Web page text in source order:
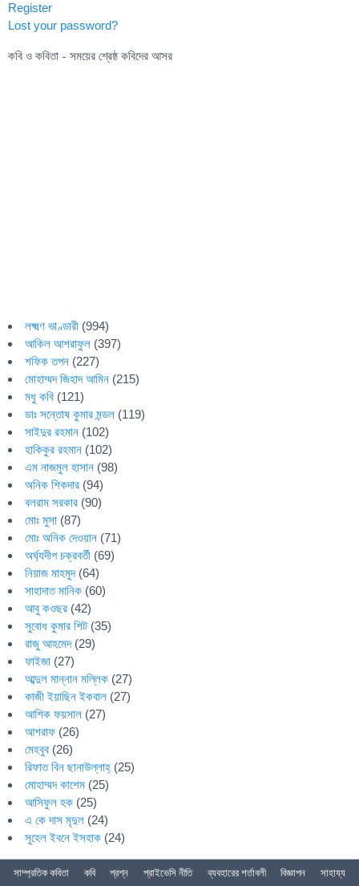
Register
Lost your password?
কবি ও কবিতা - সময়ের শ্রেষ্ঠ কবিদের আসর
লক্ষ্মণ ভাণ্ডারী (994)
আকিল আশরাফুল (397)
শফিক তপন (227)
মোহাম্মদ জিহাদ আমিন (215)
মধু কবি (121)
ডাঃ সন্তোষ কুমার মন্ডল (119)
সাইদুর রহমান (102)
হাকিকুর রহমান (102)
এম নাজমুল হাসান (98)
অনিক শিকদার (94)
বলরাম সরকার (90)
মোঃ মুসা (87)
মোঃ অনিক দেওয়ান (71)
অর্ঘ্যদীপ চক্রবর্তী (69)
নিয়াজ মাহমুদ(64)
সাহাদাত মানিক (60)
আবু কওছর (42)
সুবোধ কুমার শিট (35)
রাজু আহমেদ(29)
ফাইজা (27)
আব্দুল মান্নান মল্লিক (27)
কাজী ইয়াছিন ইকবাল (27)
আশিক ফয়সাল (27)
আশরাফ (26)
মেহবুব (26)
রিফাত বিন ছানাউল্লাহ্ (25)
মোহাম্মদ কাশেম (25)
আসিফুল হক (25)
এ কে দাস মৃদুল (24)
সুহেল ইবনে ইসহাক (24)
সাম্প্রতিক কবিতা কবি প্রশ্ন প্রাইভেসি নীতি ব্যবহারের শর্তাবলী বিজ্ঞাপন সাহায্য